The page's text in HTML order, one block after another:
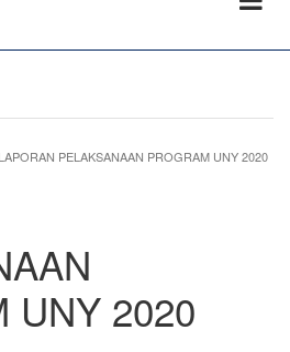
LAPORAN PELAKSANAAN PROGRAM UNY 2020
UNY 2020